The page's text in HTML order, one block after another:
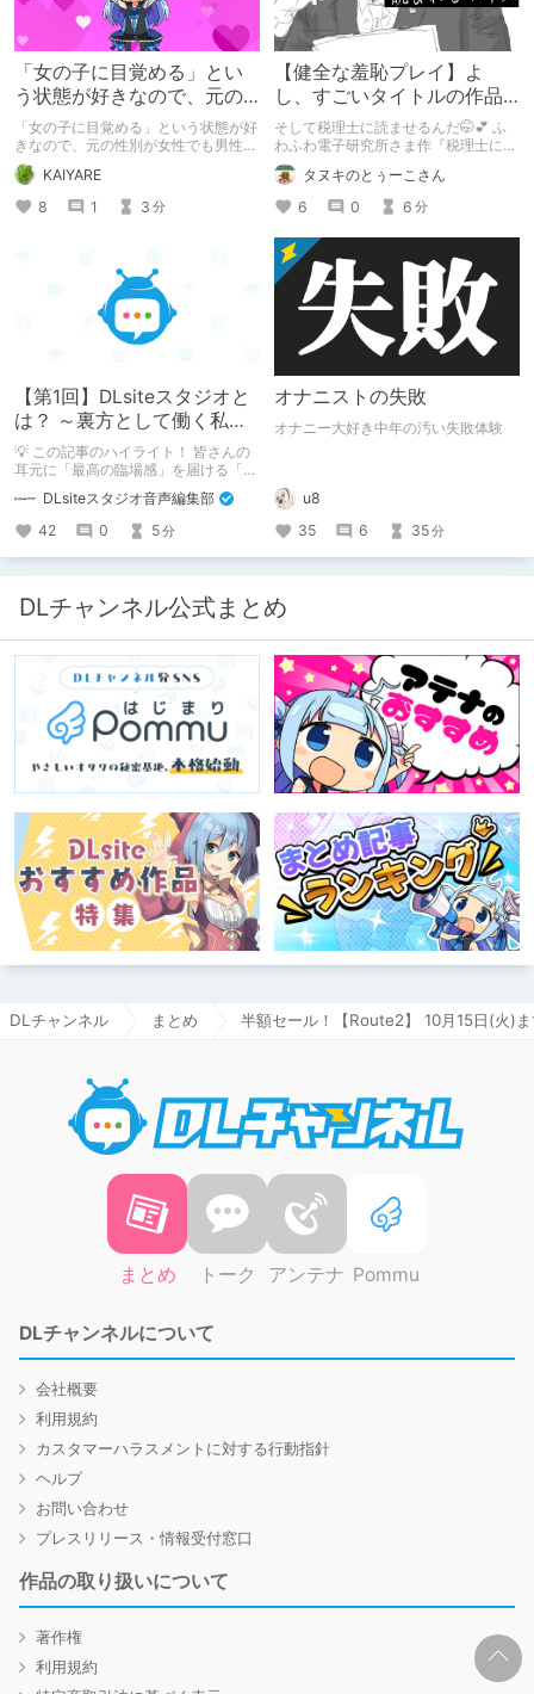
「女の子に目覚める」とい
う状態が好きなので、元の
性別が女性でも男性でも問
題ない話
「女の子に目覚める」という状態が好
きなので、元の性別が女性でも男性で
も問題ない話
KAIYARE
8
1 3 分
【健全な羞恥プレイ】よ
し、すごいタイトルの作品
をまた買おう。【湧き上が
る不健全な気持ち】
そして税理士に読ませるんだ🤭💕 ふ
わふわ電子研究所さま作『税理士に購
入履歴読まれるボイス』の感想レビュ
ーです！タヌキのとぅーこさん
6
0 6 分
【第1回】DLsiteスタジオと
は？ ～裏方として働く私た
ちの紹介
💡 この記事のハイライト！ 皆さんの
耳元に「最高の臨場感」を届ける「サ
舞台裏を大公開！ スマートな専門
職……と思いきや、実態は「音の変態
（褒め言葉）」が集まるチーム！？
成人男性スタッフがダミヘに抱きつ
る超大真面目な理由とは？ クオリテ
ィ向上のための、ちょっとシュールな
DLsiteスタジオ音声編集部
42
0 5分
オナニストの失敗
オナニー大好き中年の汚い失敗体験
u8
35
6 35分
DLチャンネル公式まとめ
DLチャンネル まとめ 半額セール！【Route2】 10月15日(火)
まとめ トーク アンテナ Pommu
DLチャンネルについて
会社概要
利用規約
カスタマーハラスメントに対する行動指針
ヘルプ
お問い合わせ
プレスリリース・情報受付窓口
作品の取り扱いについて
著作権
利用規約